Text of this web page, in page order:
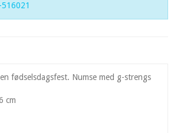
516021
fødselsdagsfest. Numse med g-strengs
cm